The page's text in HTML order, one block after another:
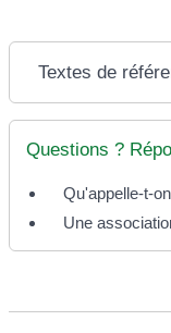
Textes de
Questions ?
Qu'appelle-t-
Une